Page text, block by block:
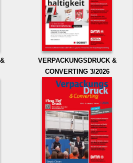
VERPACKUNGSDRUCK &
CONVERTING 3/2026